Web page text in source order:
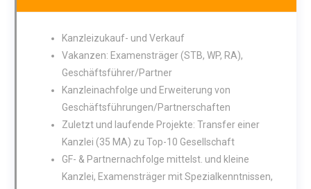
Kanzleizukauf- und Verkauf
Vakanzen: Examensträger (STB, WP, RA),
Geschäftsführer/Partner
Kanzleinachfolge und Erweiterung von
Geschäftsführungen/Partnerschaften
Zuletzt und laufende Projekte: Transfer einer
Kanzlei (35 MA) zu Top-10 Gesellschaft
GF- & Partnernachfolge mittelst. und kleine
Kanzlei, Examensträger mit Spezialkenntnissen,